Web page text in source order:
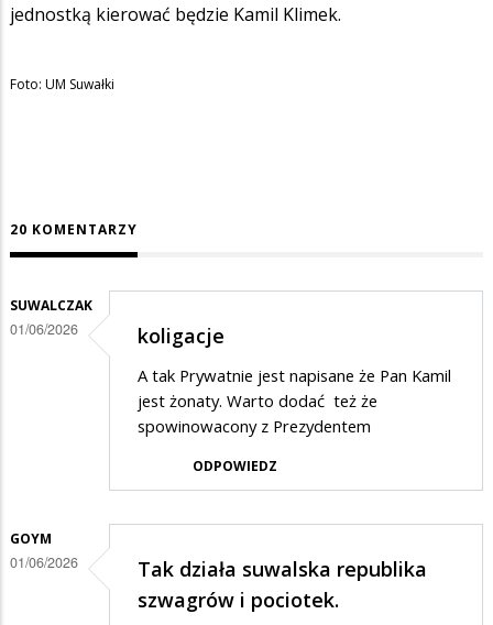
jednostką kierować będzie Kamil Klimek.
Foto: UM Suwałki
20 KOMENTARZY
SUWALCZAK
01/06/2026 koligacje
A tak Prywatnie jest napisane że Pan Kamil
jest żonaty. Warto dodać też że
spowinowacony z Prezydentem
ODPOWIEDZ
GOYM
01/06/2026
Tak działa suwalska republika
szwagrów i pociotek.